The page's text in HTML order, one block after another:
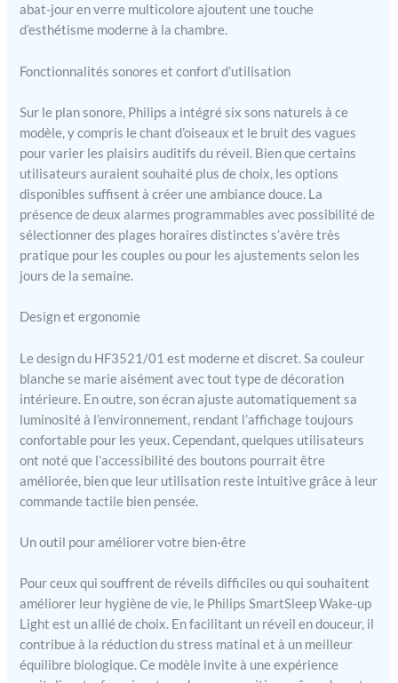
coffret contient : 1x Philips
SmartSleep Wake-up Light
abat-jour en verre multicolore ajoutent une touche
d’esthétisme moderne à la chambre.
Fonctionnalités sonores et confort d’utilisation
Sur le plan sonore, Philips a intégré six sons naturels à ce
modèle, y compris le chant d’oiseaux et le bruit des vagues
pour varier les plaisirs auditifs du réveil. Bien que certains
utilisateurs auraient souhaité plus de choix, les options
disponibles suffisent à créer une ambiance douce. La
présence de deux alarmes programmables avec possibilité de
sélectionner des plages horaires distinctes s’avère très
pratique pour les couples ou pour les ajustements selon les
jours de la semaine.
Design et ergonomie
Le design du HF3521/01 est moderne et discret. Sa couleur
blanche se marie aisément avec tout type de décoration
intérieure. En outre, son écran ajuste automatiquement sa
luminosité à l’environnement, rendant l’affichage toujours
confortable pour les yeux. Cependant, quelques utilisateurs
ont noté que l’accessibilité des boutons pourrait être
améliorée, bien que leur utilisation reste intuitive grâce à leur
commande tactile bien pensée.
Un outil pour améliorer votre bien-être
Pour ceux qui souffrent de réveils difficiles ou qui souhaitent
améliorer leur hygiène de vie, le Philips SmartSleep Wake-up
Light est un allié de choix. En facilitant un réveil en douceur, il
contribue à la réduction du stress matinal et à un meilleur
équilibre biologique. Ce modèle invite à une expérience